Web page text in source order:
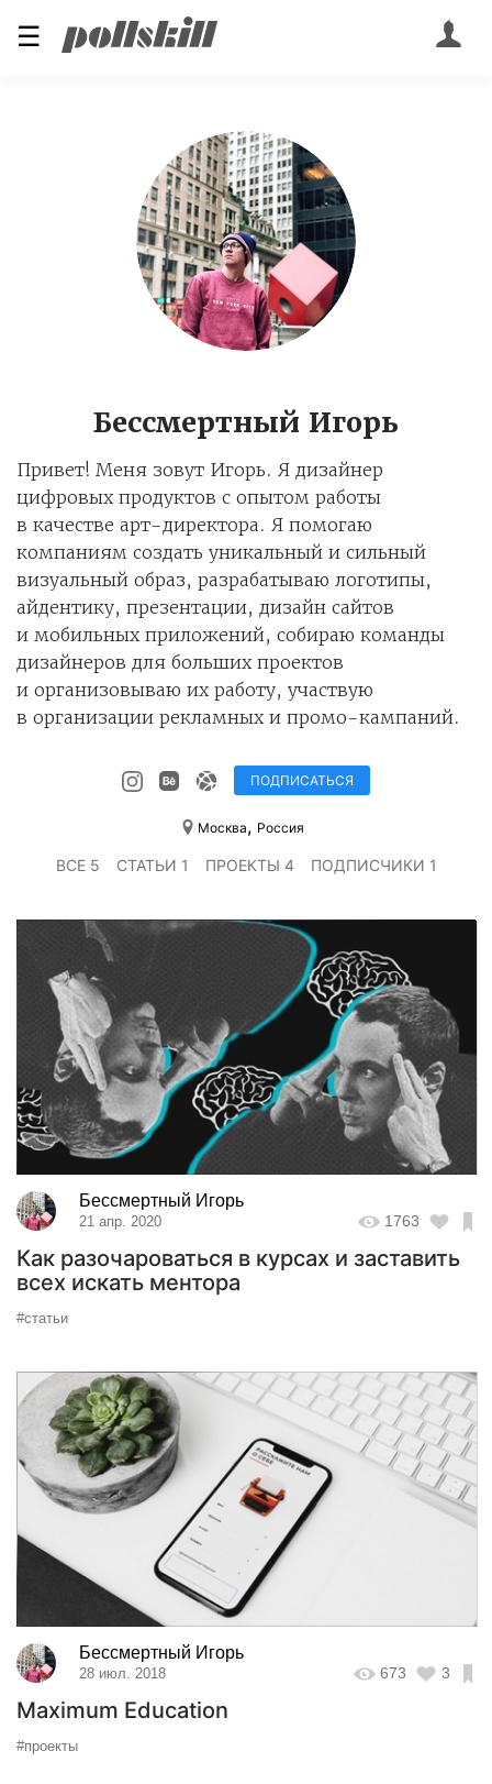
☰
Бессмертный Игорь
Привет! Меня зовут Игорь. Я дизайнер
цифровых продуктов с опытом работы
в качестве арт-директора. Я помогаю
компаниям создать уникальный и сильный
визуальный образ, разрабатываю логотипы,
айдентику, презентации, дизайн сайтов
и мобильных приложений, собираю команды
дизайнеров для больших проектов
и организовываю их работу, участвую
в организации рекламных и промо-кампаний.
ПОДПИСАТЬСЯ
Москва, Россия
ВСЕ 5 СТАТЬИ 1 ПРОЕКТЫ 4 ПОДПИСЧИКИ 1
Бессмертный Игорь
21 апр. 2020 1763
Как разочароваться в курсах и заставить
всех искать ментора
#статьи
Бессмертный Игорь
28 июл. 2018 673 3
Maximum Education
#проекты